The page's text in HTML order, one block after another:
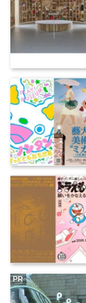
PR